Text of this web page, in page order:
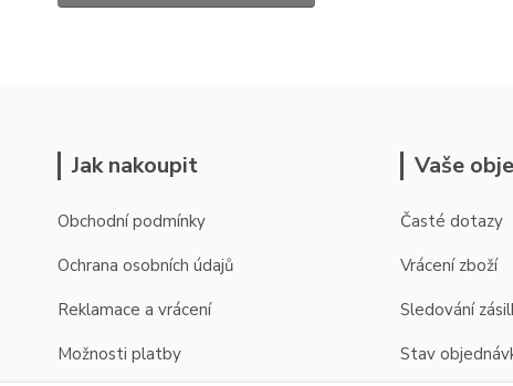
Jak nakoupit
Obchodní podmínky
Ochrana osobních údajů
Reklamace a vrácení
Možnosti platby
Vaše
Časté dotazy
Vrácení zboží
Sledování
Stav